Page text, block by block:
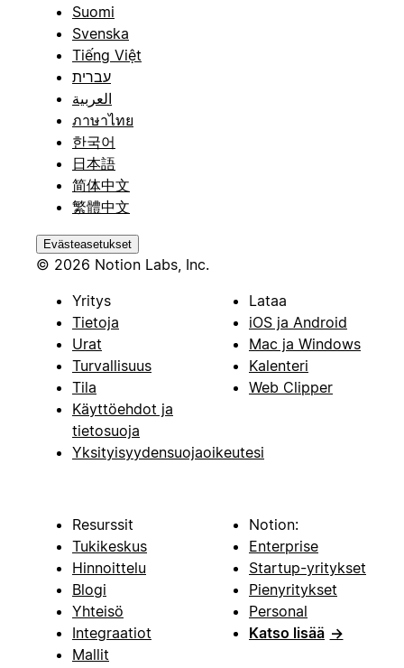
Suomi
Svenska
Tiếng Việt
עברית
العربية
ภาษาไทย
한국어
日本語
简体中文
繁體中文
Evästeasetukset
© 2026 Notion Labs, Inc.
Yritys
Tietoja
Urat
Turvallisuus
Tila
Käyttöehdot ja
tietosuoja
Yksityisyydensuojaoikeutesi
Lataa
iOS ja Android
Mac ja Windows
Kalenteri
Web Clipper
Resurssit
Tukikeskus
Hinnoittelu
Blogi
Yhteisö
Integraatiot
Mallit
Notion:
Enterprise
Startup-yritykset
Pienyritykset
Personal
Katso lisää →